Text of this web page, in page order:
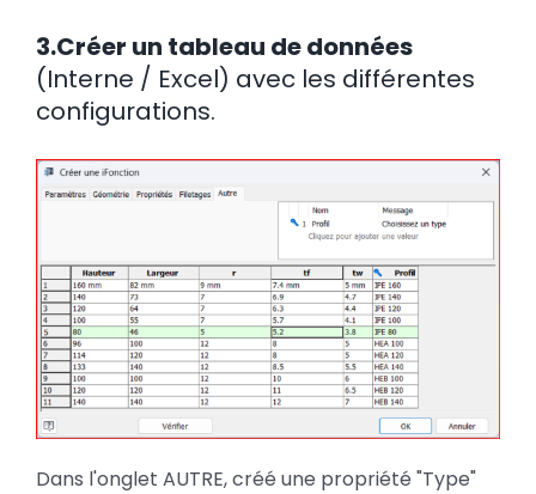
3.Créer un tableau de données
(Interne / Excel) avec les différentes
configurations.
Dans l'onglet AUTRE, créé une propriété "Type"